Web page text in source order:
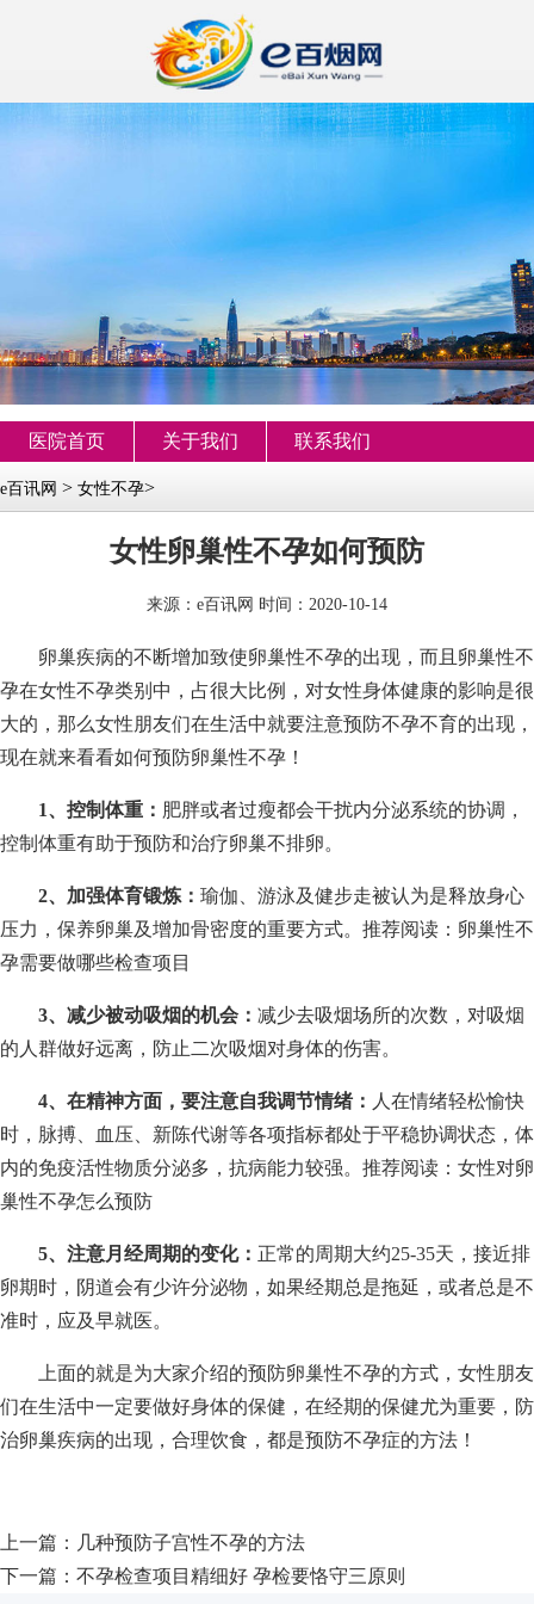
医院首页 关于我们 联系我们
e百讯网 > 女性不孕>
女性卵巢性不孕如何预防
来源： e百讯网 时间：2020-10-14
卵巢疾病的不断增加致使卵巢性不孕的出现，而且卵巢性不
孕在女性不孕类别中，占很大比例，对女性身体健康的影响是很
大的，那么女性朋友们在生活中就要注意预防不孕不育的出现，
现在就来看看如何预防卵巢性不孕！
1、控制体重： 肥胖或者过瘦都会干扰内分泌系统的协调，
控制体重有助于预防和治疗卵巢不排卵。
2、加强体育锻炼： 瑜伽、游泳及健步走被认为是释放身心
压力，保养卵巢及增加骨密度的重要方式。推荐阅读：卵巢性不
孕需要做哪些检查项目
3、减少被动吸烟的机会： 减少去吸烟场所的次数，对吸烟
的人群做好远离，防止二次吸烟对身体的伤害。
4、在精神方面，要注意自我调节情绪： 人在情绪轻松愉快
时，脉搏、血压、新陈代谢等各项指标都处于平稳协调状态，体
内的免疫活性物质分泌多，抗病能力较强。推荐阅读：女性对卵
巢性不孕怎么预防
5、注意月经周期的变化： 正常的周期大约25-35天，接近排
卵期时，阴道会有少许分泌物，如果经期总是拖延，或者总是不
准时，应及早就医。
上面的就是为大家介绍的预防卵巢性不孕的方式，女性朋友
们在生活中一定要做好身体的保健，在经期的保健尤为重要，防
治卵巢疾病的出现，合理饮食，都是预防不孕症的方法！
上一篇： 几种预防子宫性不孕的方法
下一篇： 不孕检查项目精细好 孕检要恪守三原则